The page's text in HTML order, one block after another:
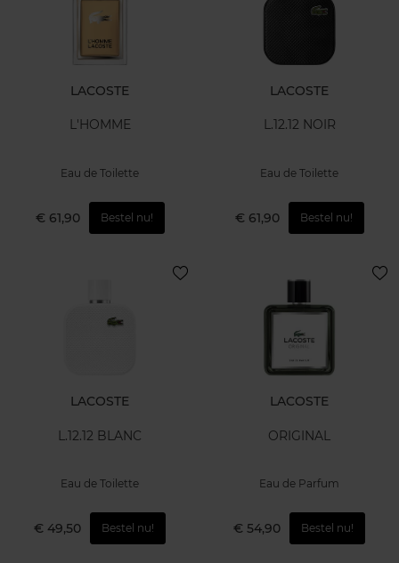
LACOSTE
L'HOMME
Eau de Toilette
€ 61,90 Bestel nu!
LACOSTE
L.12.12 NOIR
Eau de Toilette
€ 61,90 Bestel nu!
LACOSTE
L.12.12 BLANC
Eau de Toilette
€ 49,50 Bestel nu!
LACOSTE
ORIGINAL
Eau de Parfum
€ 54,90 Bestel nu!